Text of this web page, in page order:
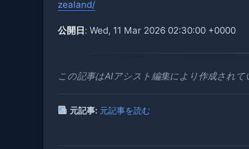
zealand/
公開日: Wed, 11 Mar 2026 02:30:00 +0000
この記事はAIアシスト編集により作成されて
元記事: 元記事を読む